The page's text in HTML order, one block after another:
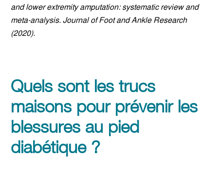
and lower extremity amputation: systematic review and
meta-analysis.Journal of Foot and Ankle Research
(2020).
Quels sont les trucs
maisons pour prévenir les
blessures au pied
diabétique ?